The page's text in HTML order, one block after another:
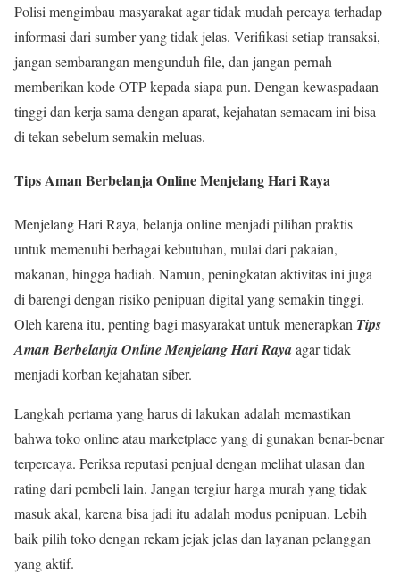
Polisi mengimbau masyarakat agar tidak mudah percaya terhadap
informasi dari sumber yang tidak jelas. Verifikasi setiap transaksi,
jangan sembarangan mengunduh file, dan jangan pernah
memberikan kode OTP kepada siapa pun. Dengan kewaspadaan
tinggi dan kerja sama dengan aparat, kejahatan semacam ini bisa
di tekan sebelum semakin meluas.
Tips Aman Berbelanja Online Menjelang Hari Raya
Menjelang Hari Raya, belanja online menjadi pilihan praktis
untuk memenuhi berbagai kebutuhan, mulai dari pakaian,
makanan, hingga hadiah. Namun, peningkatan aktivitas ini juga
di barengi dengan risiko penipuan digital yang semakin tinggi.
Oleh karena itu, penting bagi masyarakat untuk menerapkan Tips
Aman Berbelanja Online Menjelang Hari Rayaagar tidak
menjadi korban kejahatan siber.
Langkah pertama yang harus di lakukan adalah memastikan
bahwa toko online atau marketplace yang di gunakan benar-benar
terpercaya. Periksa reputasi penjual dengan melihat ulasan dan
rating dari pembeli lain. Jangan tergiur harga murah yang tidak
masuk akal, karena bisa jadi itu adalah modus penipuan. Lebih
baik pilih toko dengan rekam jejak jelas dan layanan pelanggan
yang aktif.